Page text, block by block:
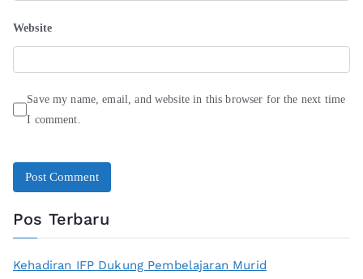
Website
Save my name, email, and website in this browser for the next time
I comment.
Pos Terbaru
Kehadiran IFP Dukung Pembelajaran Murid